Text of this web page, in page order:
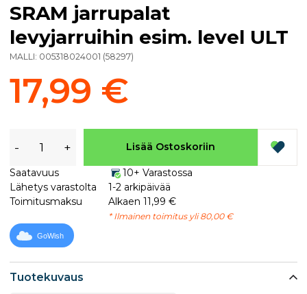
Tuotekuvaus
SRAM jarrupalat
levyjarruihin esim. level ULT
MALLI: 005318024001 (58297)
17,99 €
- + Lisää Ostoskoriin
Saatavuus
10+ Varastossa
Lähetys varastolta
1-2 arkipäivää
Toimitusmaksu
Alkaen 11,99 €
* Ilmainen toimitus yli 80,00 €
GoWish